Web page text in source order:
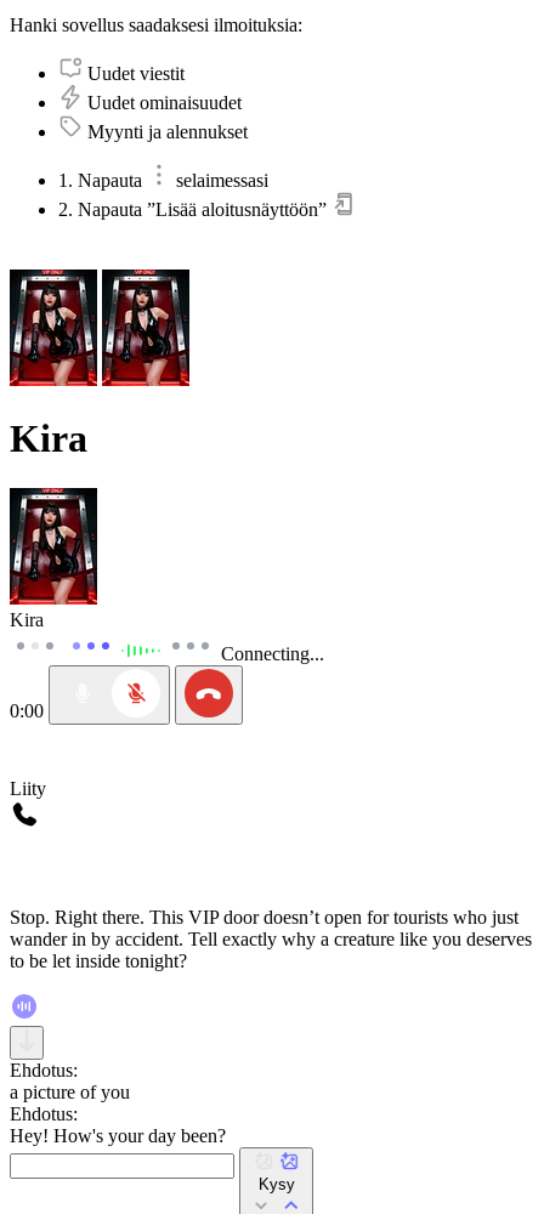
Hanki sovellus saadaksesi ilmoituksia:
Uudet viestit
Uudet ominaisuudet
Myynti ja alennukset
1. Napauta
selaimessasi
2. Napauta ”Lisää aloitusnäyttöön”
Kira
Kira
Connecting...
0:00
Liity
Stop. Right there. This VIP door doesn’t open for tourists who just
wander in by accident. Tell exactly why a creature like you deserves
to be let inside tonight?
Ehdotus:
a picture of you
Ehdotus:
Hey! How's your day been?
Kysy